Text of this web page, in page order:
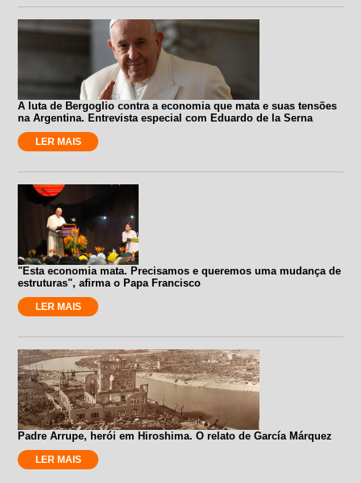
A luta de Bergoglio contra a economia que mata e suas tensões
na Argentina. Entrevista especial com Eduardo de la Serna
LER MAIS
"Esta economia mata. Precisamos e queremos uma mudança de
estruturas", afirma o Papa Francisco
LER MAIS
Padre Arrupe, herói em Hiroshima. O relato de García Márquez
LER MAIS